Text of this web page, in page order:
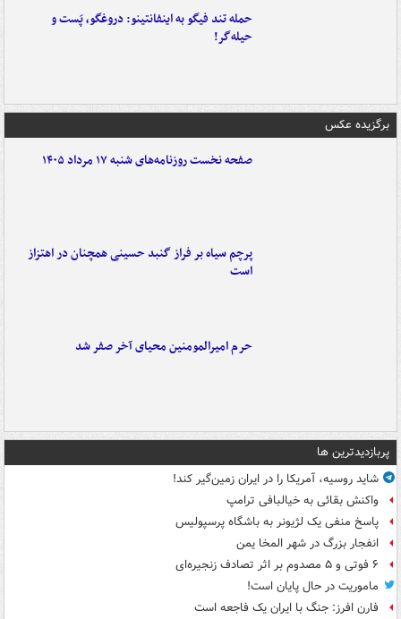
حمله تند فیگو به اینفانتینو: دروغگو، پَست‌ و
حیله‌گر!
برگزیده عکس
صفحه نخست روزنامه‌های شنبه ۱۷ مرداد ۱۴۰۵
پرچم سیاه بر فراز گنبد حسینی همچنان در اهتزاز
است
حرم امیرالمومنین محیای آخر صفر شد
پربازدیدترین ها
شاید روسیه، آمریکا را در ایران زمین‌گیر کند!
واکنش بقائی به خیالبافی ترامپ
پاسخ منفی یک لژیونر به باشگاه پرسپولیس
انفجار بزرگ در شهر المخا یمن
۶ فوتی و ۵ مصدوم بر اثر تصادف زنجیره‌ای
ماموریت در حال پایان است!
فارن افرز: جنگ با ایران یک فاجعه است